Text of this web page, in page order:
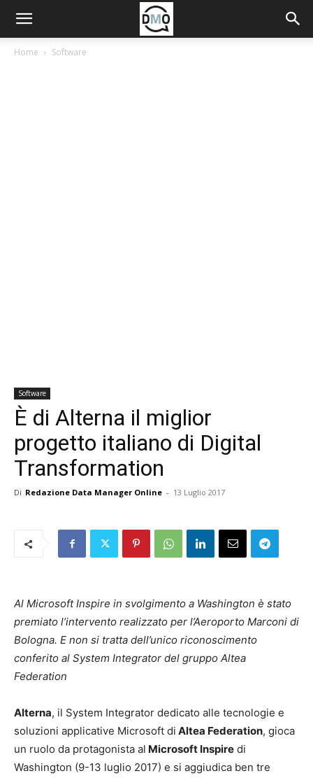
Home Software
Software
È di Alterna il miglior
progetto italiano di Digital
Transformation
Di Redazione Data Manager Online - 13 Luglio 2017
Al Microsoft Inspire in svolgimento a Washington è stato
premiato l’intervento realizzato per l’Aeroporto Marconi di
Bologna. E non si tratta dell’unico riconoscimento
conferito al System Integrator del gruppo Altea
Federation
Alterna, il System Integrator dedicato alle tecnologie e
soluzioni applicative Microsoft di Altea Federation, gioca
un ruolo da protagonista al Microsoft Inspire di
Washington (9-13 luglio 2017) e si aggiudica ben tre